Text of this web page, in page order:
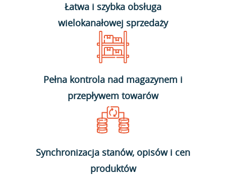
Łatwa i szybka obsługa
wielokanałowej sprzedaży
Pełna kontrola nad magazynem i
przepływem towarów
Synchronizacja stanów, opisów i cen
produktów